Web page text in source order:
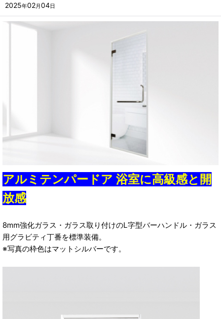
2025年02月04日
アルミテンパードア 浴室に高級感と開
放感
8mm強化ガラス・ガラス取り付けのL字型バーハンドル・ガラス
用グラビティ丁番を標準装備。
※写真の枠色はマットシルバーです。